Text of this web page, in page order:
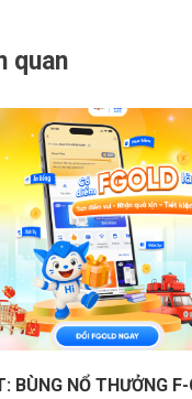
quan
BÙNG NỔ THƯỞNG